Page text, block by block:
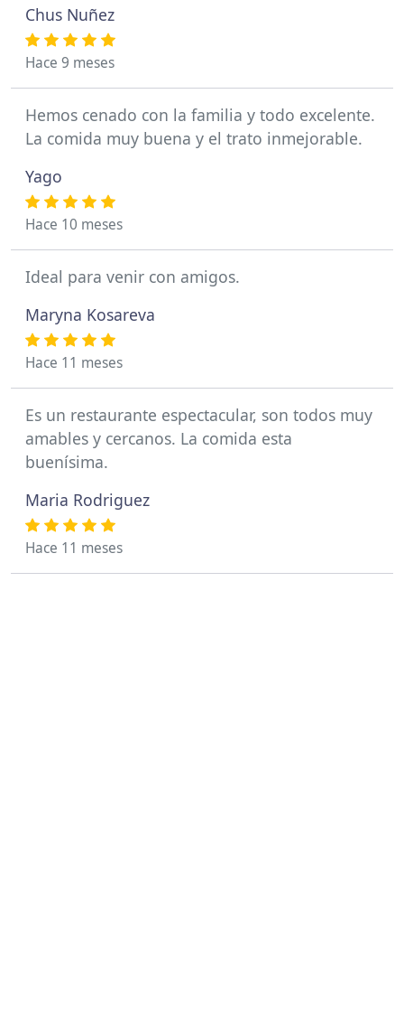
Chus Nuñez
Hace 9 meses
Hemos cenado con la familia y todo excelente.
La comida muy buena y el trato inmejorable.
Yago
Hace 10 meses
Ideal para venir con amigos.
Maryna Kosareva
Hace 11 meses
Es un restaurante espectacular, son todos muy
amables y cercanos. La comida esta
buenísima.
Maria Rodriguez
Hace 11 meses